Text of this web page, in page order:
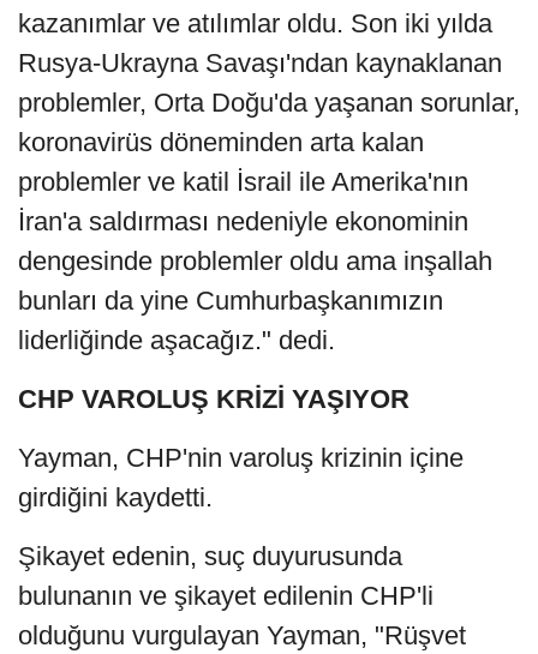
kazanımlar ve atılımlar oldu. Son iki yılda
Rusya-Ukrayna Savaşı'ndan kaynaklanan
problemler, Orta Doğu'da yaşanan sorunlar,
koronavirüs döneminden arta kalan
problemler ve katil İsrail ile Amerika'nın
İran'a saldırması nedeniyle ekonominin
dengesinde problemler oldu ama inşallah
bunları da yine Cumhurbaşkanımızın
liderliğinde aşacağız." dedi.
CHP VAROLUŞ KRİZİ YAŞIYOR
Yayman, CHP'nin varoluş krizinin içine
girdiğini kaydetti.
Şikayet edenin, suç duyurusunda
bulunanın ve şikayet edilenin CHP'li
olduğunu vurgulayan Yayman, "Rüşvet